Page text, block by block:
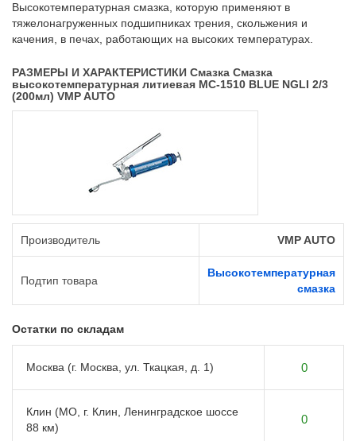
Высокотемпературная смазка, которую применяют в
тяжелонагруженных подшипниках трения, скольжения и
качения, в печах, работающих на высоких температурах.
РАЗМЕРЫ И ХАРАКТЕРИСТИКИ Смазка Смазка
высокотемпературная литиевая МС-1510 BLUE NGLI 2/3
(200мл) VMP AUTO
Производитель VMP AUTO
Подтип товара
Высокотемпературная
смазка
Остатки по складам
Москва (г. Москва, ул. Ткацкая, д. 1) 0
Клин (МО, г. Клин, Ленинградское шоссе
88 км)
0